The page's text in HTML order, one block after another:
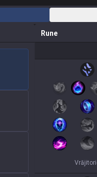
Rune